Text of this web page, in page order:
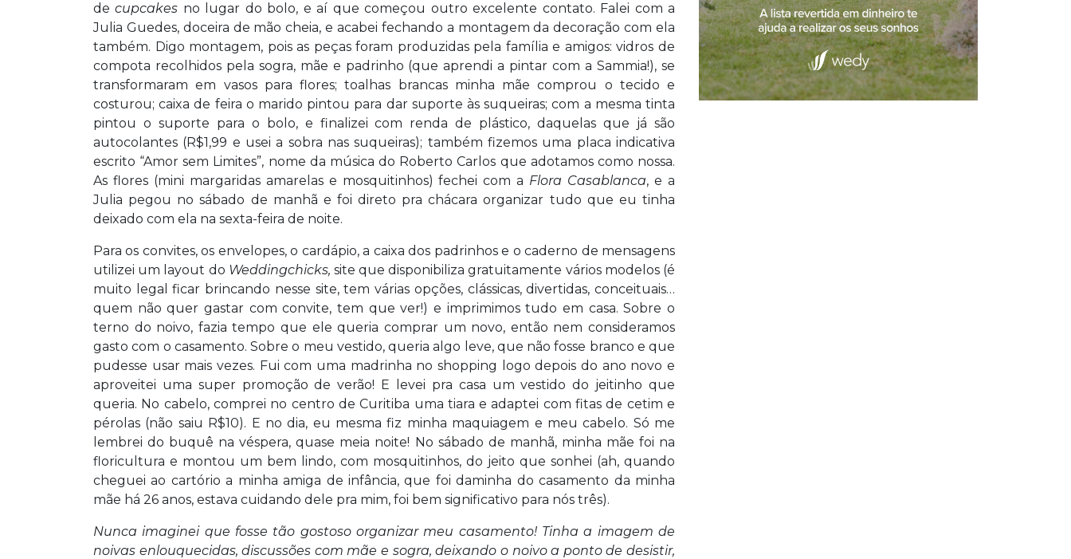
decupcakes no lugar do bolo, e aí que começou outro excelente contato. Falei com a
Julia Guedes, doceira de mão cheia, e acabei fechando a montagem da decoração com ela
também. Digo montagem, pois as peças foram produzidas pela família e amigos: vidros de
compota recolhidos pela sogra, mãe e padrinho (que aprendi a pintar com a Sammia!), se
transformaram em vasos para flores; toalhas brancas minha mãe comprou o tecido e
costurou; caixa de feira o marido pintou para dar suporte às suqueiras; com a mesma tinta
pintou o suporte para o bolo, e finalizei com renda de plástico, daquelas que já são
autocolantes (R$1,99 e usei a sobra nas suqueiras); também fizemos uma placa indicativa
escrito “Amor sem Limites”, nome da música do Roberto Carlos que adotamos como nossa.
As flores (mini margaridas amarelas e mosquitinhos) fechei com a Flora Casablanca, e a
Julia pegou no sábado de manhã e foi direto pra chácara organizar tudo que eu tinha
deixado com ela na sexta-feira de noite.
Para os convites, os envelopes, o cardápio, a caixa dos padrinhos e o caderno de mensagens
utilizei um layout do Weddingchicks, site que disponibiliza gratuitamente vários modelos (é
muito legal ficar brincando nesse site, tem várias opções, clássicas, divertidas, conceituais…
quem não quer gastar com convite, tem que ver!) e imprimimos tudo em casa. Sobre o
terno do noivo, fazia tempo que ele queria comprar um novo, então nem consideramos
gasto com o casamento. Sobre o meu vestido, queria algo leve, que não fosse branco e que
pudesse usar mais vezes. Fui com uma madrinha no shopping logo depois do ano novo e
aproveitei uma super promoção de verão! E levei pra casa um vestido do jeitinho que
queria. No cabelo, comprei no centro de Curitiba uma tiara e adaptei com fitas de cetim e
pérolas (não saiu R$10). E no dia, eu mesma fiz minha maquiagem e meu cabelo. Só me
lembrei do buquê na véspera, quase meia noite! No sábado de manhã, minha mãe foi na
floricultura e montou um bem lindo, com mosquitinhos, do jeito que sonhei (ah, quando
cheguei ao cartório a minha amiga de infância, que foi daminha do casamento da minha
mãe há 26 anos, estava cuidando dele pra mim, foi bem significativo para nós três).
Nunca imaginei que fosse tão gostoso organizar meu casamento! Tinha a imagem de
noivas enlouquecidas, discussões com mãe e sogra, deixando o noivo a ponto de desistir,